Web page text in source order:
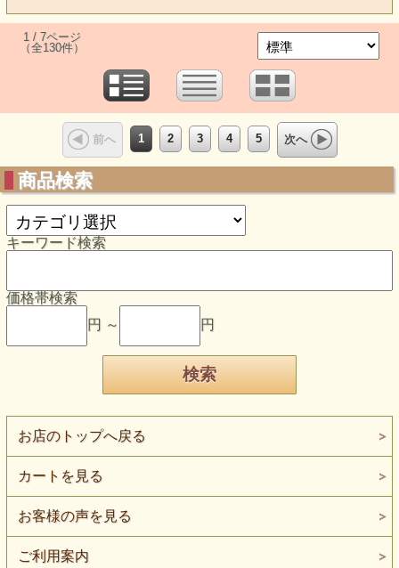
1 / 7ページ
（全130件）
前へ 1 2 3 4 5 次へ
商品検索
キーワード検索
価格帯検索
円 ～
円
お店のトップへ戻る
カートを見る
お客様の声を見る
ご利用案内